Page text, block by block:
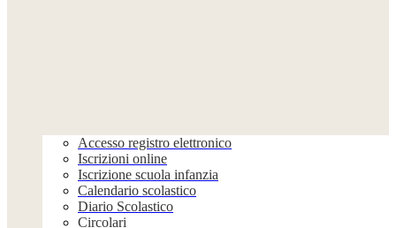
Accesso registro elettronico
Iscrizioni online
Iscrizione scuola infanzia
Calendario scolastico
Diario Scolastico
Circolari